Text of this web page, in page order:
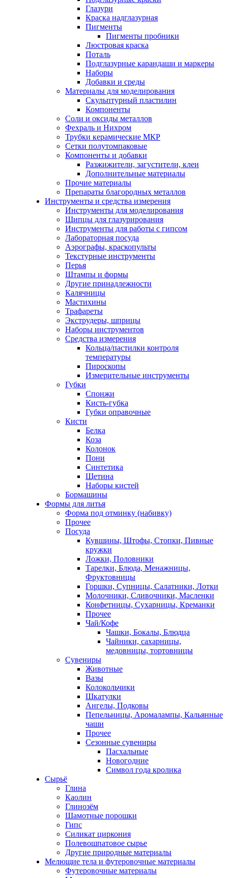
Глазури
Краска надглазурная
Пигменты
Пигменты пробники
Люстровая краска
Поталь
Подглазурные карандаши и маркеры
Наборы
Добавки и среды
Материалы для моделирования
Скульптурный пластилин
Компоненты
Соли и оксиды металлов
Фехраль и Нихром
Трубки керамические МКР
Сетки полутомпаковые
Компоненты и добавки
Разжижители, загустители, клеи
Дополнительные материалы
Прочие материалы
Препараты благородных металлов
Инструменты и средства измерения
Инструменты для моделирования
Щипцы для глазурирования
Инструменты для работы с гипсом
Лабораторная посуда
Аэрографы, краскопульты
Текстурные инструменты
Перья
Штампы и формы
Другие принадлежности
Калячницы
Мастихины
Трафареты
Экструдеры, шприцы
Наборы инструментов
Средства измерения
Кольца/пастилки контроля
температуры
Пироскопы
Измерительные инструменты
Губки
Спонжи
Кисть-губка
Губки оправочные
Кисти
Белка
Коза
Колонок
Пони
Синтетика
Щетина
Наборы кистей
Бормашины
Формы для литья
Форма под отминку (набивку)
Прочее
Посуда
Кувшины, Штофы, Стопки, Пивные
кружки
Ложки, Половники
Тарелки, Блюда, Менажницы,
Фруктовницы
Горшки, Супницы, Салатники, Лотки
Молочники, Сливочники, Масленки
Конфетницы, Сухарницы, Креманки
Прочее
Чай/Кофе
Чашки, Бокалы, Блюдца
Чайники, сахарницы,
медовницы, тортовницы
Сувениры
Животные
Вазы
Колокольчики
Шкатулки
Ангелы, Подковы
Пепельницы, Аромалампы, Кальянные
чаши
Прочее
Сезонные сувениры
Пасхальные
Новогодние
Символ года кролика
Сырьё
Глина
Каолин
Глинозём
Шамотные порошки
Гипс
Силикат циркония
Полевошпатовое сырье
Другие природные материалы
Мелющие тела и футеровочные материалы
Футеровочные материалы